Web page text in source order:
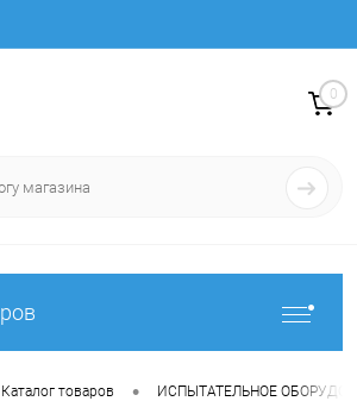
0
Каталог товаров • ИСПЫТАТЕЛЬНОЕ